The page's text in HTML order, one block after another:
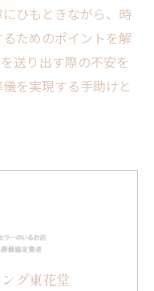
ひもときながら、時
ためのポイントを解
送り出す際の不安を
を実現する手助けと
グ東花堂